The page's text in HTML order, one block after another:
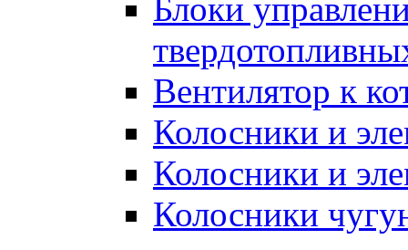
Блоки
Вентилятор к
Колосники и
Колосники и
Колосники